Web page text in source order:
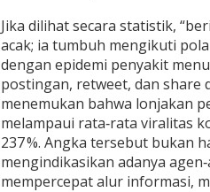
Jika dilihat secara statistik,
acak; ia tumbuh mengikuti
dengan epidemi penyakit
postingan, retweet, dan share
menemukan bahwa lonjakan
melampaui rata‑rata viralitas
237 %. Angka tersebut bukan
mengindikasikan adanya
mempercepat alur informasi,